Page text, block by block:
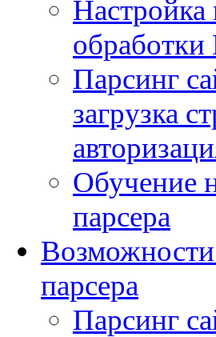
Настройка
Парсинг
загрузка
Обучение
парсера
парсера
Парсинг